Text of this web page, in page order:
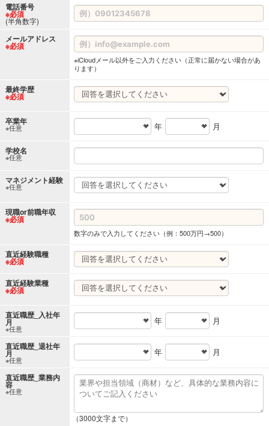
電話番号
※必須
(半角数字)
メールアドレス
※必須
※iCloudメール以外をご入力ください（正常に届かない場合があ
ります）
最終学歴
※必須
卒業年
※任意 年 月
学校名
※任意
マネジメント経験
※任意
現職or前職年収
※必須
数字のみで入力してください（例：500万円→500）
直近経験職種
※必須
直近経験業種
※必須
直近職歴_入社年
月
※任意
年 月
直近職歴_退社年
月
※任意
年 月
直近職歴_業務内
容
※任意
（3000文字まで）